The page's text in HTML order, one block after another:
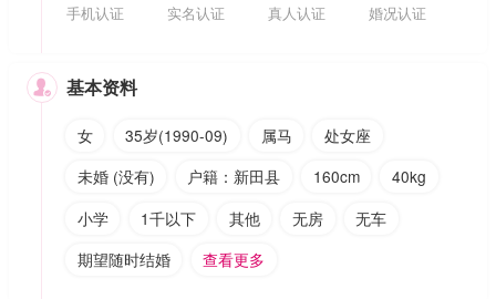
手机认证 实名认证 真人认证 婚况认证
 基本资料
女 35岁(1990-09) 属马
处女座
未婚 (没有)
户籍：新田县 160cm
40kg
小学
1千以下 其他 无房
无车
期望随时结婚
查看更多